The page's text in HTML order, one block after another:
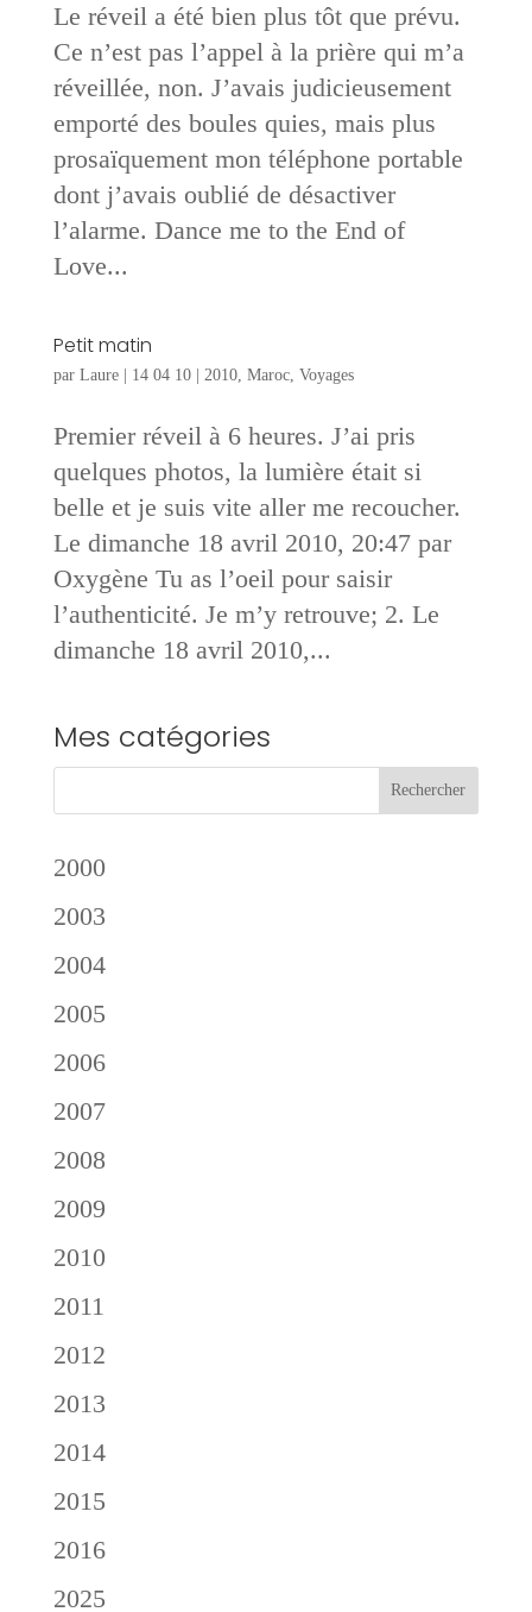
Le réveil a été bien plus tôt que prévu.
Ce n’est pas l’appel à la prière qui m’a
réveillée, non. J’avais judicieusement
emporté des boules quies, mais plus
prosaïquement mon téléphone portable
dont j’avais oublié de désactiver
l’alarme. Dance me to the End of
Love...
Petit matin
par Laure| 14 04 10| 2010, Maroc, Voyages
Premier réveil à 6 heures. J’ai pris
quelques photos, la lumière était si
belle et je suis vite aller me recoucher.
Le dimanche 18 avril 2010, 20:47 par
Oxygène Tu as l’oeil pour saisir
l’authenticité. Je m’y retrouve; 2. Le
dimanche 18 avril 2010,...
Mes catégories
2000
2003
2004
2005
2006
2007
2008
2009
2010
2011
2012
2013
2014
2015
2016
2025